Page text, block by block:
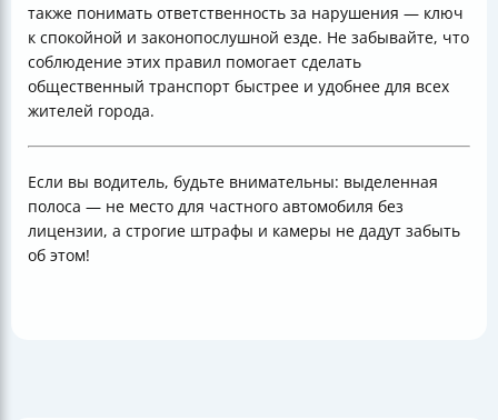
также понимать ответственность за нарушения — ключ
к спокойной и законопослушной езде. Не забывайте, что
соблюдение этих правил помогает сделать
общественный транспорт быстрее и удобнее для всех
жителей города.
Если вы водитель, будьте внимательны: выделенная
полоса — не место для частного автомобиля без
лицензии, а строгие штрафы и камеры не дадут забыть
об этом!